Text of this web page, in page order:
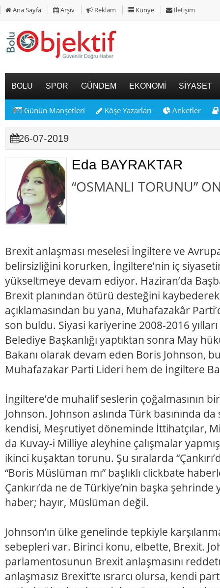
Ana Sayfa Arşiv Reklam Künye İletişim
BOLU SPOR GÜNDEM EKONOMİ SİYASET
Günün Manşetleri Köşe Yazarları Anketler
26-07-2019
Eda BAYRAKTAR
“OSMANLI TORUNU”
Brexit anlaşması meselesi İngiltere ve
belirsizliğini korurken, İngiltere’nin iç
yükseltmeye devam ediyor. Haziran’da
Brexit planından ötürü desteğini
açıklamasından bu yana, Muhafazakâr
son buldu. Siyasi kariyerine 2008-2016
Belediye Başkanlığı yaptıktan sonra May
Bakanı olarak devam eden Boris Johnson,
Muhafazakar Parti Lideri hem de İngiltere
İngiltere’de muhalif seslerin çoğalmasının
Johnson. Johnson aslında Türk basınında
kendisi, Meşrutiyet döneminde İttihatçılar,
da Kuvay-i Milliye aleyhine çalışmalar
ikinci kuşaktan torunu. Şu sıralarda
“Boris Müslüman mı” başlıklı clickbate
Çankırı’da ne de Türkiye’nin başka şehrinde
haber; hayır, Müslüman değil.
Johnson’ın ülke genelinde tepkiyle
sebepleri var. Birinci konu, elbette, Brexit.
parlamentosunun Brexit anlaşmasını
anlaşmasız Brexit’te ısrarcı olursa, kendi